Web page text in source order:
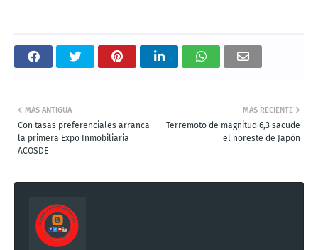
MÁS RECIENTE
Terremoto de magnitud 6,3 sacude
el noreste de Japón
MÁS ANTIGUA
Con tasas preferenciales arranca
la primera Expo Inmobiliaria
ACOSDE